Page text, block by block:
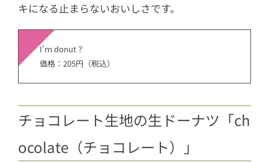
キになる止まらないおいしさです。
I’ｍ donut？
価格：205円（税込）
チョコレート生地の生ドーナツ「ch
ocolate（チョコレート）」